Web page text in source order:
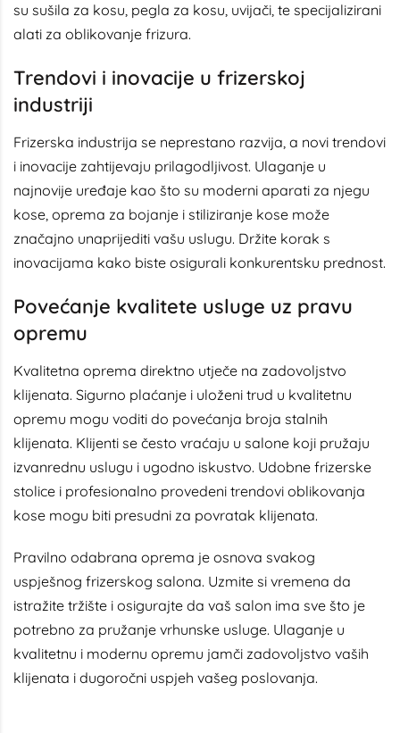
su sušila za kosu, pegla za kosu, uvijači, te specijalizirani
alati za oblikovanje frizura.
Trendovi i inovacije u frizerskoj
industriji
Frizerska industrija se neprestano razvija, a novi trendovi
i inovacije zahtijevaju prilagodljivost. Ulaganje u
najnovije uređaje kao što su moderni aparati za njegu
kose, oprema za bojanje i stiliziranje kose može
značajno unaprijediti vašu uslugu. Držite korak s
inovacijama kako biste osigurali konkurentsku prednost.
Povećanje kvalitete usluge uz pravu
opremu
Kvalitetna oprema direktno utječe na zadovoljstvo
klijenata. Sigurno plaćanje i uloženi trud u kvalitetnu
opremu mogu voditi do povećanja broja stalnih
klijenata. Klijenti se često vraćaju u salone koji pružaju
izvanrednu uslugu i ugodno iskustvo. Udobne frizerske
stolice i profesionalno provedeni trendovi oblikovanja
kose mogu biti presudni za povratak klijenata.
Pravilno odabrana oprema je osnova svakog
uspješnog frizerskog salona. Uzmite si vremena da
istražite tržište i osigurajte da vaš salon ima sve što je
potrebno za pružanje vrhunske usluge. Ulaganje u
kvalitetnu i modernu opremu jamči zadovoljstvo vaših
klijenata i dugoročni uspjeh vašeg poslovanja.